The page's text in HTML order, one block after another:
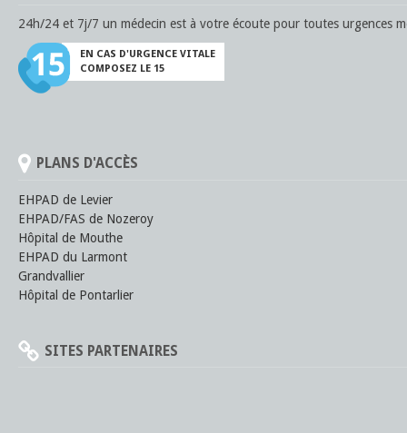
24h/24 et 7j/7 un médecin est à votre écoute pour toutes urgences
EN CAS D'URGENCE VITALE
COMPOSEZ LE 15
PLANS D'ACCÈS
EHPAD de Levier
EHPAD/FAS de Nozeroy
Hôpital de Mouthe
EHPAD du Larmont
Grandvallier
Hôpital de Pontarlier
SITES PARTENAIRES